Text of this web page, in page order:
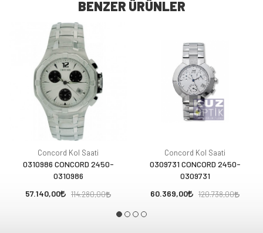
BENZER ÜRÜNLER
Concord Kol Saati
0310986 CONCORD 2450-
0310986
57.140,00
114.280,00
Concord Kol Saati
0309731 CONCORD 2450-
0309731
60.369,00
120.738,00